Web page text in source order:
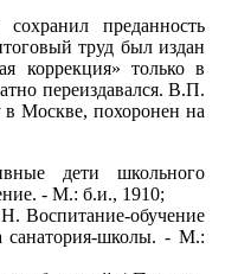
преданность
труд был издан
коррекция» только в
переиздавался. В.П.
в Москве, похоронен на
дети школьного
- М.: б.и., 1910;
Воспитание-обучение
санатория-школы. - М.: